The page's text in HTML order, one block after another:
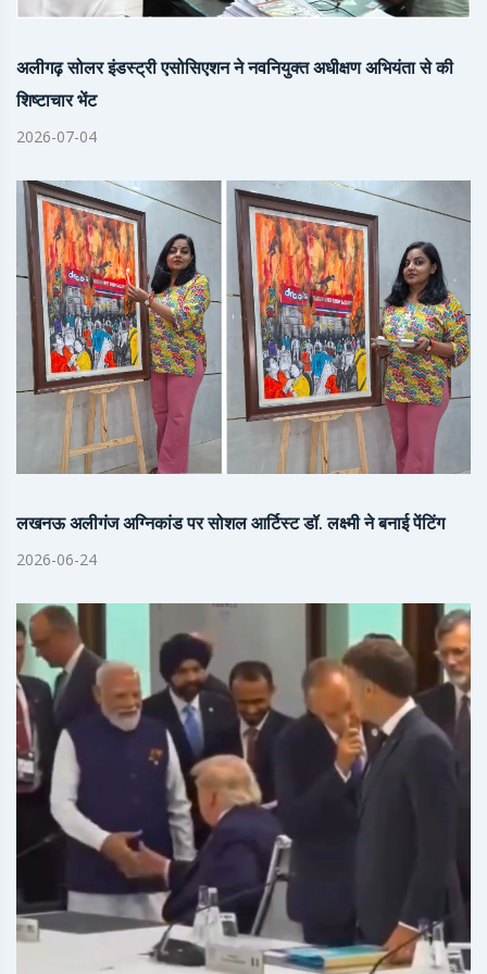
अलीगढ़ सोलर इंडस्ट्री एसोसिएशन ने नवनियुक्त अधीक्षण अभियंता से की
शिष्टाचार भेंट
2026-07-04
लखनऊ अलीगंज अग्निकांड पर सोशल आर्टिस्ट डॉ. लक्ष्मी ने बनाई पेंटिंग
2026-06-24